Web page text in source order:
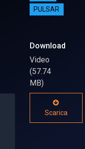
PULSAR
Download
Video
(57.74
MB)
Scarica